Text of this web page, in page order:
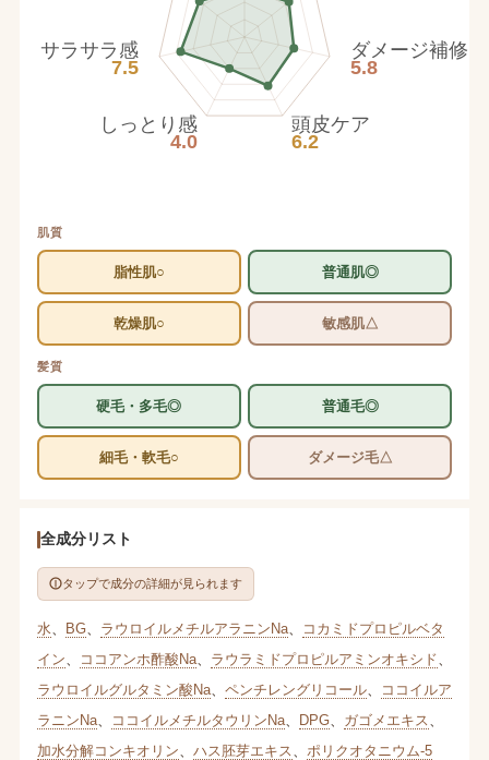
ダメージ補修
5.8
頭皮ケア
6.2
しっとり感
4.0
サラサラ感
7.5
肌質
脂性肌○ 普通肌◎
乾燥肌○ 敏感肌△
髪質
硬毛・多毛◎ 普通毛◎
細毛・軟毛○ ダメージ毛△
全成分リスト
タップで成分の詳細が見られます
水 BG、 ラウロイルメチルアラニンNa、
コカミドプロピルベタ
イン
ココアンホ酢酸Na、 ラウラミドプロピルアミンオキシド
ラウロイルグルタミン酸Na、 ペンチレングリコール、
ココイルア
ラニンNa、 ココイルメチルタウリンNa、 DPG、 ガゴメエキス
加水分解コンキオリン
ハス胚芽エキス
ポリクオタニウム-5